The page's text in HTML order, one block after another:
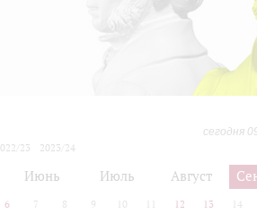
сегодня
23
2023/24
Июнь Июль Август
6 7 8 9 10 12 13 14